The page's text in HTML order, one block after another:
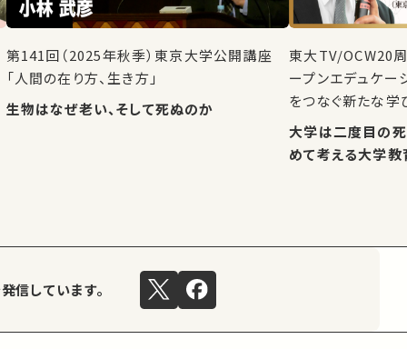
第141回（2025年秋季）東京大学公開講座
「人間の在り方、生き方」
生物はなぜ老い、そして死ぬのか
東大TV/OCW20
ープンエデュケー
をつなぐ新たな学
大学は二度目の
めて考える大学
信しています。